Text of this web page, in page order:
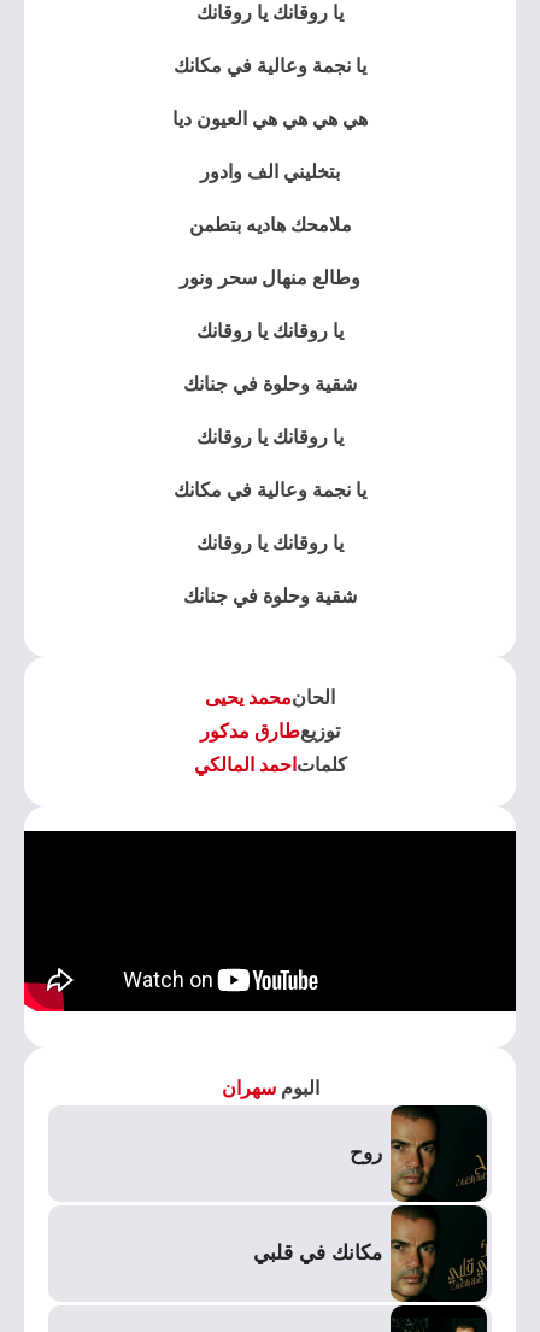
يا روقانك يا روقانك
يا نجمة وعالية في مكانك
هي هي هي هي العيون ديا
بتخليني الف وادور
ملامحك هاديه بتطمن
وطالع منهال سحر ونور
يا روقانك يا روقانك
شقية وحلوة في جنانك
يا روقانك يا روقانك
يا نجمة وعالية في مكانك
يا روقانك يا روقانك
شقية وحلوة في جنانك
الحانمحمد يحيى
توزيعطارق مدكور
كلمات احمد المالكي
البومسهران
روح
مكانك في قلبي